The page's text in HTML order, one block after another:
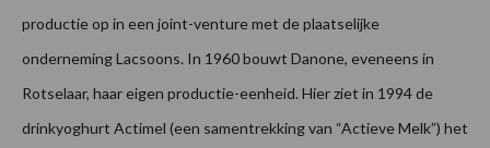
productie op in een joint-venture met de plaatselijke
onderneming Lacsoons. In 1960 bouwt Danone, eveneens in
Rotselaar, haar eigen productie-eenheid. Hier ziet in 1994 de
drinkyoghurt Actimel (een samentrekking van “Actieve Melk”) het